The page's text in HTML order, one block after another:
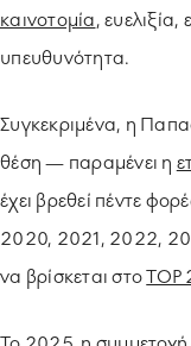
καινοτομία, ευελιξία,
υπευθυνότητα.
Συγκεκριμένα, η
θέση — παραμένει η
έχει βρεθεί πέντε
2020, 2021, 2022,
να βρίσκεται στοTOP